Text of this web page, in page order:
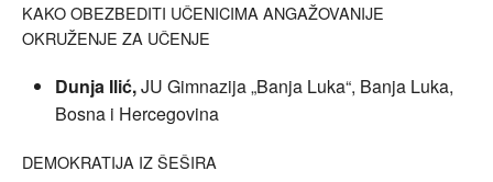
KAKO OBEZBEDITI UČENICIMA ANGAŽOVANIJE
OKRUŽENJE ZA UČENJE
Dunja Ilić,JU Gimnazija „Banja Luka“, Banja Luka,
Bosna i Hercegovina
DEMOKRATIJA IZ ŠEŠIRA